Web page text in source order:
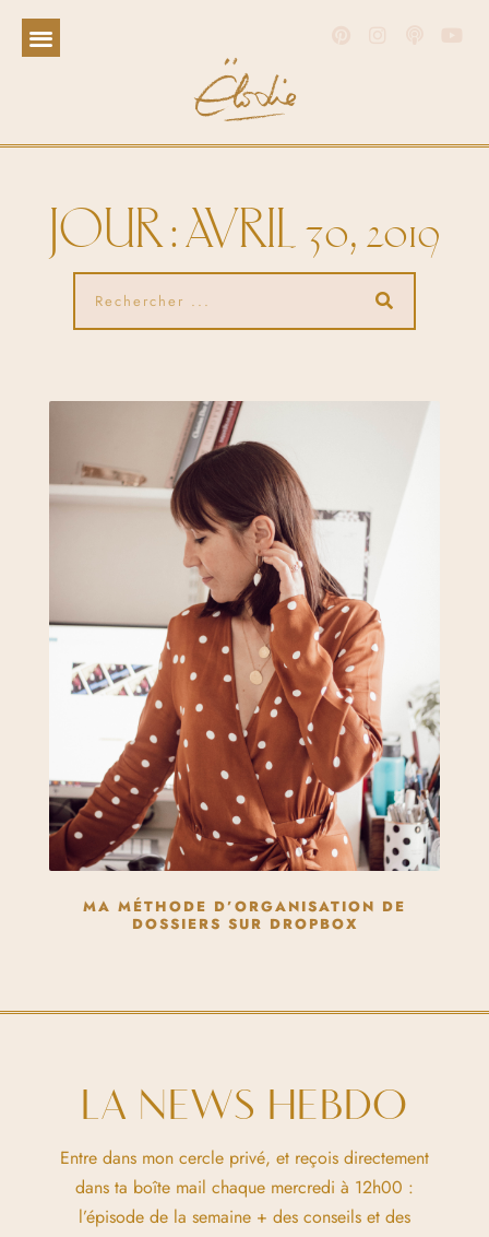
JOUR : AVRIL 30, 2019
MA MÉTHODE D’ORGANISATION DE
DOSSIERS SUR DROPBOX
LA NEWS HEBDO
Entre dans mon cercle privé, et reçois directement
dans ta boîte mail chaque mercredi à 12h00 :
l’épisode de la semaine + des conseils et des